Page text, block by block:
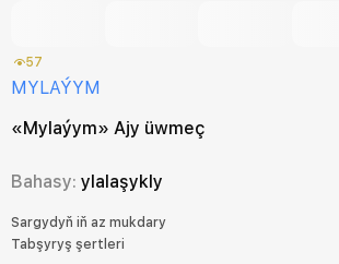
MYLAÝYM
57
«Mylaýym» Ajy üwmeç
Bahasy: ylalaşykly
Sargydyň iň az mukdary
Tabşyryş şertleri